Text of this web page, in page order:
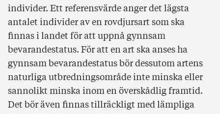
individer. Ett referensvärde anger det lägsta
antalet individer av en rovdjursart som ska
finnas i landet för att uppnå gynnsam
bevarandestatus. För att en art ska anses ha
gynnsam bevarandestatus bör dessutom artens
naturliga utbredningsområde inte minska eller
sannolikt minska inom en överskådlig framtid.
Det bör även finnas tillräckligt med lämpliga